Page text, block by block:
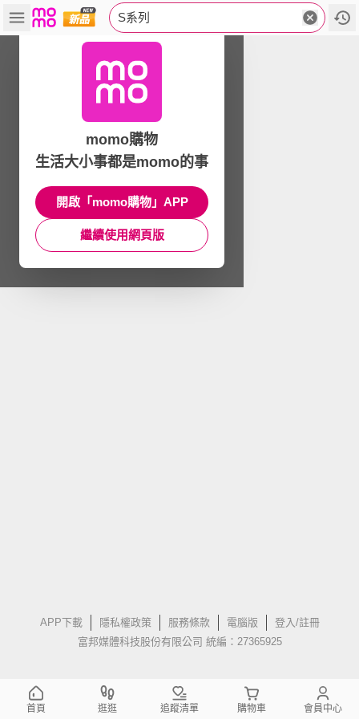
S系列
APP下載 隱私權政策 服務條款 電腦版
登入/註冊
富邦媒體科技股份有限公司 統編：27365925
momo購物
生活大小事都是momo的事
開啟「momo購物」APP
繼續使用網頁版
首頁 逛逛 追蹤清單 購物車 會員中心